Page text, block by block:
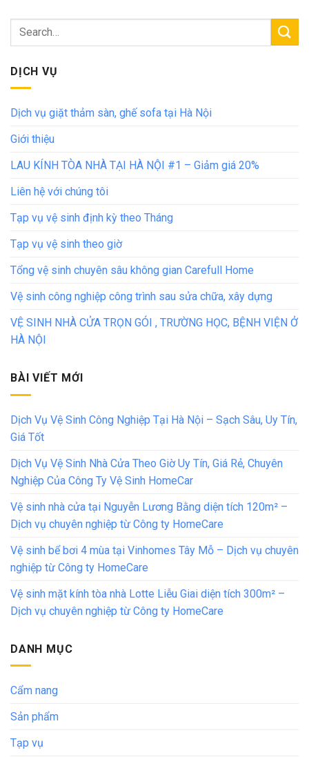
DỊCH VỤ
Dịch vụ giặt thảm sàn, ghế sofa tại Hà Nội
Giới thiệu
LAU KÍNH TÒA NHÀ TẠI HÀ NỘI #1 – Giảm giá 20%
Liên hệ với chúng tôi
Tạp vụ vệ sinh định kỳ theo Tháng
Tạp vụ vệ sinh theo giờ
Tổng vệ sinh chuyên sâu không gian Carefull Home
Vệ sinh công nghiệp công trình sau sửa chữa, xây dựng
VỆ SINH NHÀ CỬA TRỌN GÓI , TRƯỜNG HỌC, BỆNH VIỆN Ở
HÀ NỘI
BÀI VIẾT MỚI
Dịch Vụ Vệ Sinh Công Nghiệp Tại Hà Nội – Sạch Sâu, Uy Tín,
Giá Tốt
Dịch Vụ Vệ Sinh Nhà Cửa Theo Giờ Uy Tín, Giá Rẻ, Chuyên
Nghiệp Của Công Ty Vệ Sinh HomeCar
Vệ sinh nhà cửa tại Nguyễn Lương Bằng diện tích 120m² –
Dịch vụ chuyên nghiệp từ Công ty HomeCare
Vệ sinh bể bơi 4 mùa tại Vinhomes Tây Mỗ – Dịch vụ chuyên
nghiệp từ Công ty HomeCare
Vệ sinh mặt kính tòa nhà Lotte Liễu Giai diện tích 300m² –
Dịch vụ chuyên nghiệp từ Công ty HomeCare
DANH MỤC
Cẩm nang
Sản phẩm
Tạp vụ